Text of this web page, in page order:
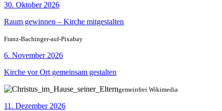
30. Oktober 2026
Raum gewinnen – Kirche mitgestalten
Franz-Bachinger-auf-Pixabay
6. November 2026
Kirche vor Ort gemeinsam gestalten
gemeinfrei Wikimedia
11. Dezember 2026